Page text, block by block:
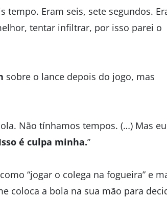
tempo. Eram seis, sete segundos.
tentar infiltrar, por isso parei o
sobre o lance depois do jogo, mas
Não tínhamos tempos. (…) Mas
é culpa minha.”
“jogar o colega na fogueira” e
coloca a bola na sua mão para